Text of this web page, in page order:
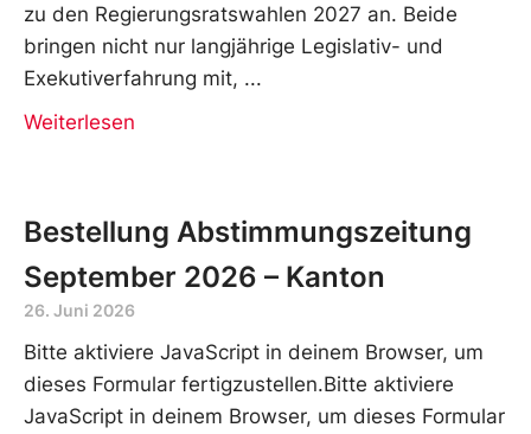
zu den Regierungsratswahlen 2027 an. Beide
bringen nicht nur langjährige Legislativ- und
Exekutiverfahrung mit,
Weiterlesen
Bestellung Abstimmungszeitung
September 2026 – Kanton
26. Juni 2026
Bitte aktiviere JavaScript in deinem Browser, um
dieses Formular fertigzustellen.Bitte aktiviere
JavaScript in deinem Browser, um dieses Formular